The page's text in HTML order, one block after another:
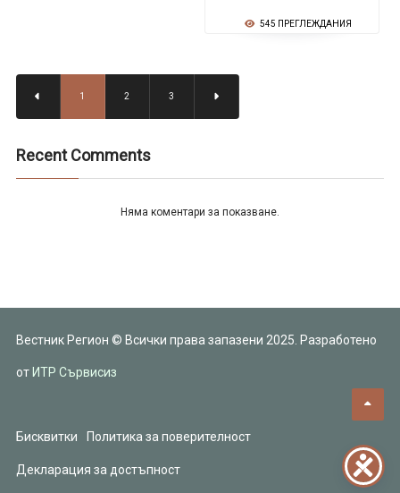
545 ПРЕГЛЕЖДАНИЯ
1 2 3
Recent Comments
Няма коментари за показване.
Вестник Регион © Всички права запазени 2025. Разработено
от ИТР Сървисиз
Бисквитки Политика за поверителност
Декларация за достъпност